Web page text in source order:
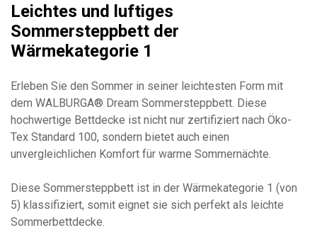
Leichtes und luftiges
Sommersteppbett der
Wärmekategorie 1
Erleben Sie den Sommer in seiner leichtesten Form mit
dem WALBURGA® Dream Sommersteppbett. Diese
hochwertige Bettdecke ist nicht nur zertifiziert nach Öko-
Tex Standard 100, sondern bietet auch einen
unvergleichlichen Komfort für warme Sommernächte.
Diese Sommersteppbett ist in der Wärmekategorie 1 (von
5) klassifiziert, somit eignet sie sich perfekt als leichte
Sommerbettdecke.